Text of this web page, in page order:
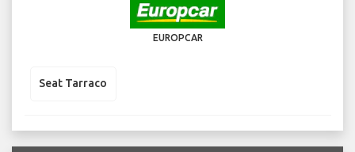
EUROPCAR
Seat Tarraco